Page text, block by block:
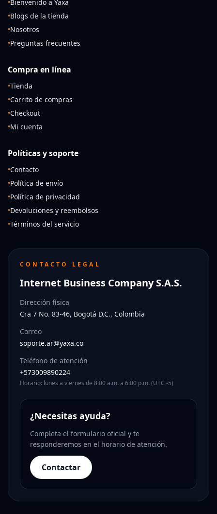
•Bienvenido a Yaxa
•Blogs de la tienda
•Nosotros
•Preguntas frecuentes
Compra en línea
•Tienda
•Carrito de compras
•Checkout
•Mi cuenta
Políticas y soporte
•Contacto
•Política de envío
•Política de privacidad
•Devoluciones y reembolsos
•Términos del servicio
CONTACTO LEGAL
Internet Business Company S.A.S.
Dirección física
Cra 7 No. 83-46, Bogotá D.C., Colombia
Correo
soporte.ar@yaxa.co
Teléfono de atención
+573009890224
Horario: lunes a viernes de 8:00 a.m. a 6:00 p.m. (UTC -5)
¿Necesitas ayuda?
Completa el formulario oficial y te
responderemos en el horario de atención.
Contactar